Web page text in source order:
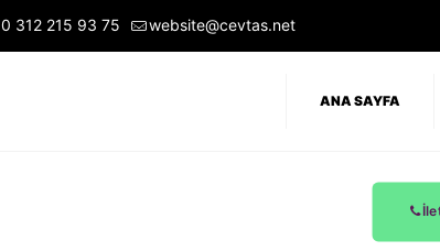
0 312 215 93 75 website@cevtas.net
ANA SAYFA